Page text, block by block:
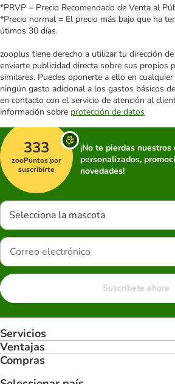
*PRVP = Precio Recomendado de Venta al
*Precio normal = El precio más bajo que ha
útimos 30 días.
zooplus tiene derecho a utilizar tu dirección
enviarte publicidad directa sobre sus propios
similares. Puedes oponerte a ello en
ningún gasto adicional a los gastos básicos
en contacto con el servicio de atención al
información sobre protección de datos
333
zooPuntos por
suscribirte
¡No te pierdas nuestros
personalizados,
novedades!
Selecciona la mascota
Suscríbete ahora
Servicios
Ventajas
Compras